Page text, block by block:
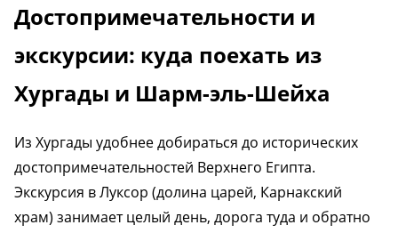
Достопримечательности и
экскурсии: куда поехать из
Хургады и Шарм-эль-Шейха
Из Хургады удобнее добираться до исторических
достопримечательностей Верхнего Египта.
Экскурсия в Луксор (долина царей, Карнакский
храм) занимает целый день, дорога туда и обратно